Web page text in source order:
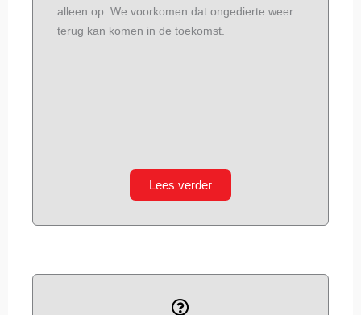
alleen op. We voorkomen dat ongedierte weer
terug kan komen in de toekomst.
Lees verder